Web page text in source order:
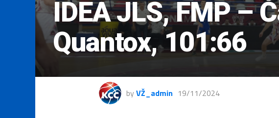
IDEA JLS, FMP –
Quantox, 101:66
by VŽ_admin 19/11/2024